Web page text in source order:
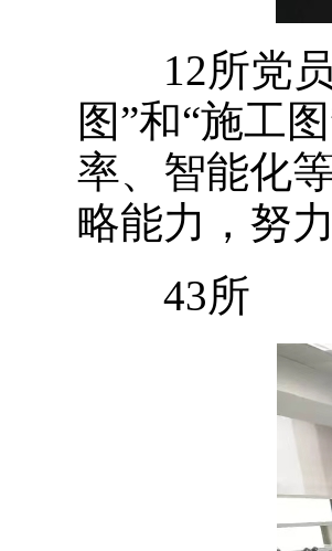
12所党员
图”和“施工
率、智能化
略能力，努
43所